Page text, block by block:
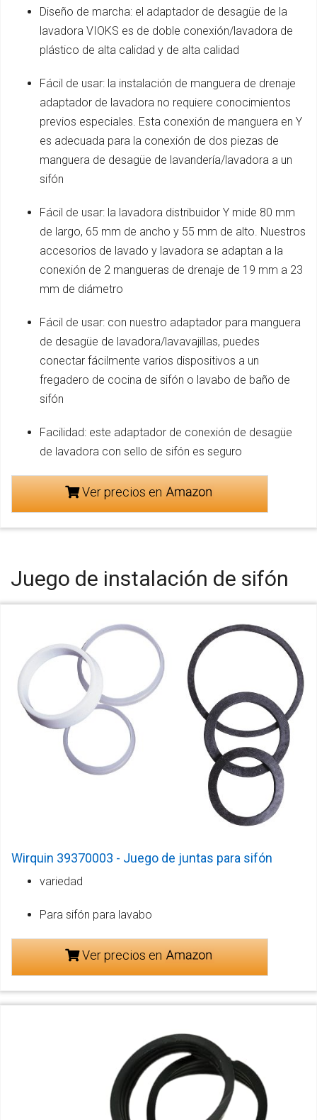
Diseño de marcha: el adaptador de desagüe de la
lavadora VIOKS es de doble conexión/lavadora de
plástico de alta calidad y de alta calidad
Fácil de usar: la instalación de manguera de drenaje
adaptador de lavadora no requiere conocimientos
previos especiales. Esta conexión de manguera en Y
es adecuada para la conexión de dos piezas de
manguera de desagüe de lavandería/lavadora a un
sifón
Fácil de usar: la lavadora distribuidor Y mide 80 mm
de largo, 65 mm de ancho y 55 mm de alto. Nuestros
accesorios de lavado y lavadora se adaptan a la
conexión de 2 mangueras de drenaje de 19 mm a 23
mm de diámetro
Fácil de usar: con nuestro adaptador para manguera
de desagüe de lavadora/lavavajillas, puedes
conectar fácilmente varios dispositivos a un
fregadero de cocina de sifón o lavabo de baño de
sifón
Facilidad: este adaptador de conexión de desagüe
de lavadora con sello de sifón es seguro
Ver precios en
Juego de instalación de sifón
Wirquin 39370003 - Juego de juntas para sifón
variedad
Para sifón para lavabo
Ver precios en